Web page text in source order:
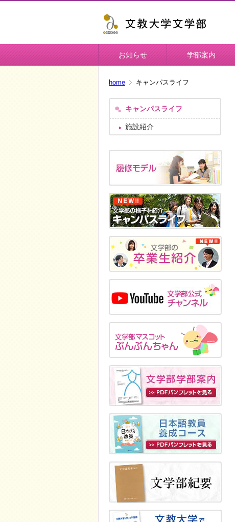
お知らせ 学部案内
home キャンパスライフ
キャンパスライフ
施設紹介